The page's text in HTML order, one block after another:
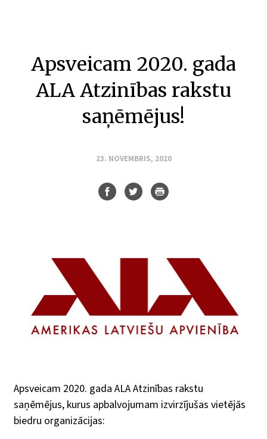
Apsveicam 2020. gada
ALA Atzinības rakstu
saņēmējus!
23. NOVEMBRIS, 2020
Apsveicam 2020. gada ALA Atzinības rakstu
saņēmējus, kurus apbalvojumam izvirzījušas vietējās
biedru organizācijas: